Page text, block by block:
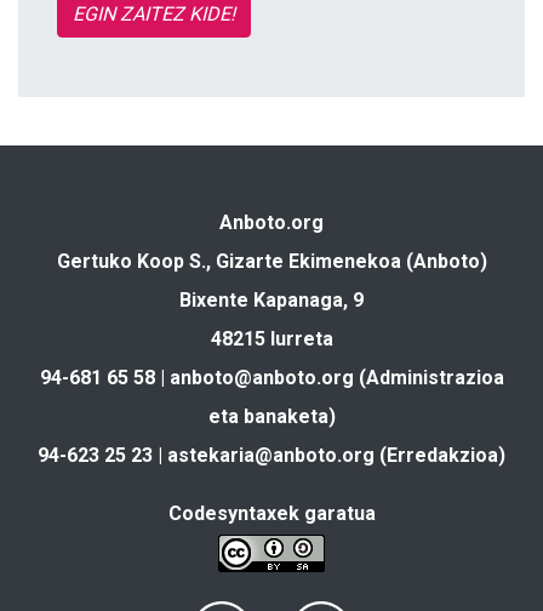
EGIN ZAITEZ KIDE!
Anboto.org
Gertuko Koop S., Gizarte Ekimenekoa (Anboto)
Bixente Kapanaga, 9
48215 Iurreta
94-681 65 58 | anboto@anboto.org (Administrazioa
eta banaketa)
94-623 25 23 | astekaria@anboto.org (Erredakzioa)
Codesyntaxek garatua